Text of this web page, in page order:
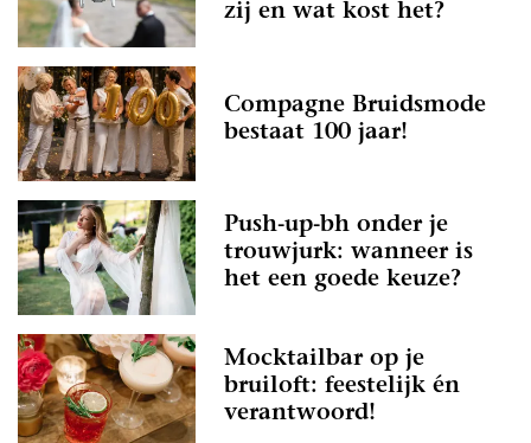
zij en wat kost het?
Compagne Bruidsmode
bestaat 100 jaar!
Push-up-bh onder je
trouwjurk: wanneer is
het een goede keuze?
Mocktailbar op je
bruiloft: feestelijk én
verantwoord!